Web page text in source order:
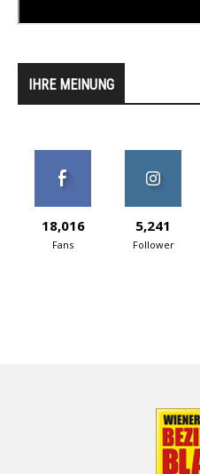
IHRE MEINUNG
18,016
Fans
5,241
Follower